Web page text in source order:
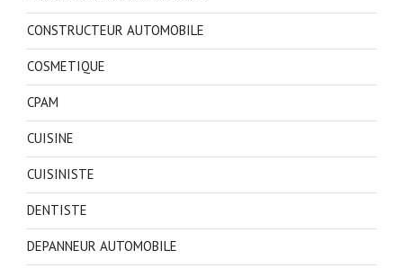
CONSTRUCTEUR AUTOMOBILE
COSMETIQUE
CPAM
CUISINE
CUISINISTE
DENTISTE
DEPANNEUR AUTOMOBILE